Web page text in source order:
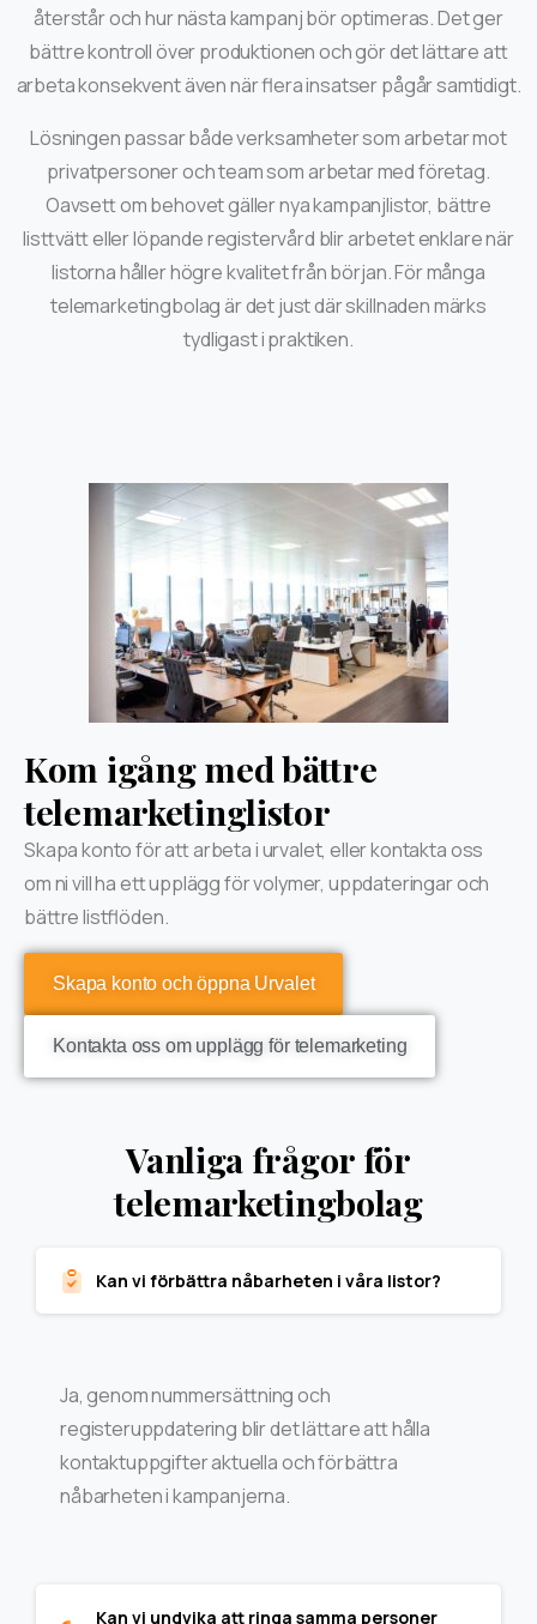
återstår och hur nästa kampanj bör optimeras. Det ger
bättre kontroll över produktionen och gör det lättare att
arbeta konsekvent även när flera insatser pågår samtidigt.
Lösningen passar både verksamheter som arbetar mot
privatpersoner och team som arbetar med företag.
Oavsett om behovet gäller nya kampanjlistor, bättre
listtvätt eller löpande registervård blir arbetet enklare när
listorna håller högre kvalitet från början. För många
telemarketingbolag är det just där skillnaden märks
tydligast i praktiken.
Kom igång med bättre
telemarketinglistor
Skapa konto för att arbeta i urvalet, eller kontakta oss
om ni vill ha ett upplägg för volymer, uppdateringar och
bättre listflöden.
Skapa konto och öppna Urvalet
Kontakta oss om upplägg för telemarketing
Vanliga frågor för
telemarketingbolag
Kan vi förbättra nåbarheten i våra listor?
Ja, genom nummersättning och
registeruppdatering blir det lättare att hålla
kontaktuppgifter aktuella och förbättra
nåbarheten i kampanjerna.
Kan vi undvika att ringa samma personer